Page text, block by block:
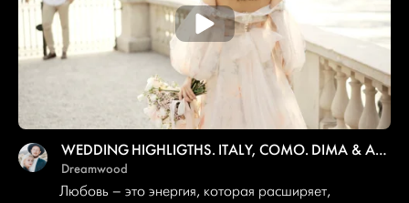
WEDDING HIGHLIGTHS. ITALY, COMO. DIMA & ANNA — ENGAGEMENT
Dreamwood
Любовь – это энергия, которая расширяет,